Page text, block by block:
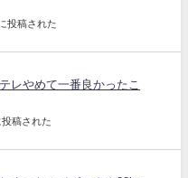
投稿された
レやめて一番良かったこ
稿された